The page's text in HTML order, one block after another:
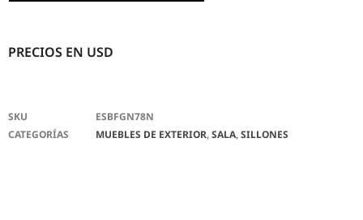
PRECIOS EN USD
SKU
ESBFGN78N
CATEGORÍAS
MUEBLES DE EXTERIOR,SALA,SILLONES